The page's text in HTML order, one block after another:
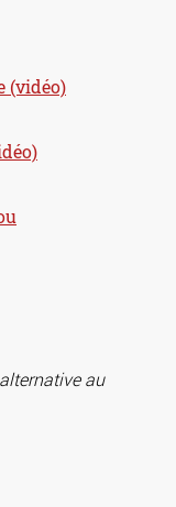
(vidéo)
au